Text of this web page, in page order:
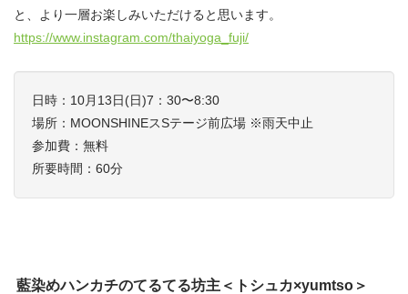
と、より一層お楽しみいただけると思います。
https://www.instagram.com/thaiyoga_fuji/
日時：10月13日(日)7：30〜8:30
場所：MOONSHINEスSテージ前広場 ※雨天中止
参加費：無料
所要時間：60分
藍染めハンカチのてるてる坊主＜トシュカ×yumtso＞